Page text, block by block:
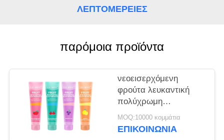
ΠΟΛΙΤΙΚΉ
ΜΥΣΤΙΚΌΤΗΤΑΣ
ΛΕΠΤΟΜΈΡΕΙΕΣ
παρόμοια προϊόντα
νεοεισερχόμενη
φρούτα λευκαντική
πολύχρωμη
οδοντόκρεμα 100 ml
MOQ:10000 κομμάτια
ΕΠΙΚΟΙΝΩΝΊΑ